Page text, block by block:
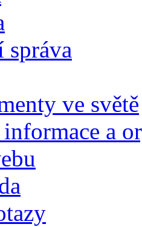
správa
ve světě
a